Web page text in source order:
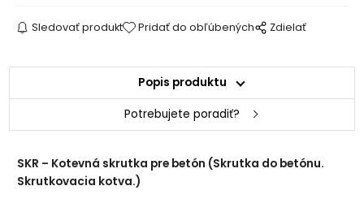
Sledovať produkt Pridať do obľúbených Zdielať
Popis produktu
Potrebujete poradiť?
SKR – Kotevná skrutka pre betón (Skrutka do betónu.
Skrutkovacia kotva.)